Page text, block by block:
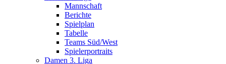
Mannschaft
Berichte
Spielplan
Tabelle
Teams Süd/West
Spielerportraits
Damen 3. Liga